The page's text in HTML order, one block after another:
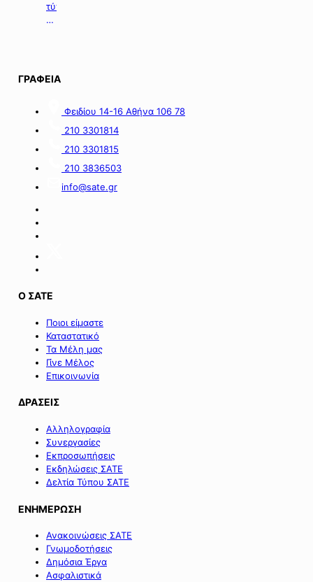
επιχειρήσεις
της
Σαμοθράκης».
τύπου
της
ΓΡΑΦΕΙΑ
Φειδίου 14-16 Αθήνα 106 78
210 3301814
210 3301815
210 3836503
info@sate.gr
Ο ΣΑΤΕ
Ποιοι είμαστε
Καταστατικό
Τα Μέλη μας
Γίνε Μέλος
Επικοινωνία
ΔΡΑΣΕΙΣ
Αλληλογραφία
Συνεργασίες
Εκπροσωπήσεις
Εκδηλώσεις ΣΑΤΕ
Δελτία Τύπου ΣΑΤΕ
ΕΝΗΜΕΡΩΣΗ
Ανακοινώσεις ΣΑΤΕ
Γνωμοδοτήσεις
Δημόσια Έργα
Ασφαλιστικά